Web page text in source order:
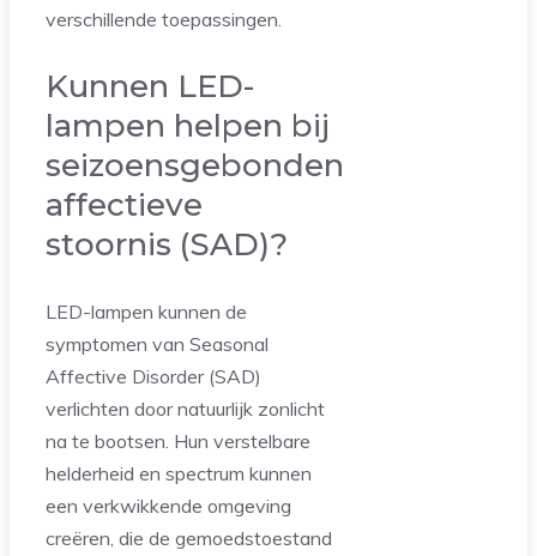
verschillende toepassingen.
Kunnen LED-
lampen helpen bij
seizoensgebonden
affectieve
stoornis (SAD)?
LED-lampen kunnen de
symptomen van Seasonal
Affective Disorder (SAD)
verlichten door natuurlijk zonlicht
na te bootsen. Hun verstelbare
helderheid en spectrum kunnen
een verkwikkende omgeving
creëren, die de gemoedstoestand